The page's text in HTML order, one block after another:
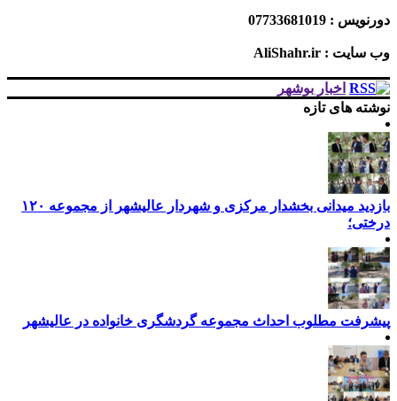
دورنویس : 07733681019
وب سایت : AliShahr.ir
اخبار بوشهر
نوشته های تازه
بازدید میدانی بخشدار مرکزی و شهردار عالیشهر از مجموعه ۱۲۰
درختی؛
پیشرفت مطلوب احداث مجموعه گردشگری خانواده در عالیشهر